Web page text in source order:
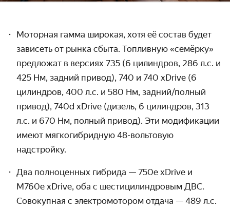
Моторная гамма широкая, хотя её состав будет
зависеть от рынка сбыта. Топливную «семёрку»
предложат в версиях 735 (6 цилиндров, 286 л.с. и
425 Нм, задний привод), 740 и 740 xDrive (6
цилиндров, 400 л.с. и 580 Нм, задний/полный
привод), 740d xDrive (дизель, 6 цилиндров, 313
л.с. и 670 Нм, полный привод). Эти модификации
имеют мягкогибридную 48-вольтовую
надстройку.
Два полноценных гибрида — 750e xDrive и
M760e xDrive, оба с шестицилиндровым ДВС.
Совокупная с электромотором отдача — 489 л.с.